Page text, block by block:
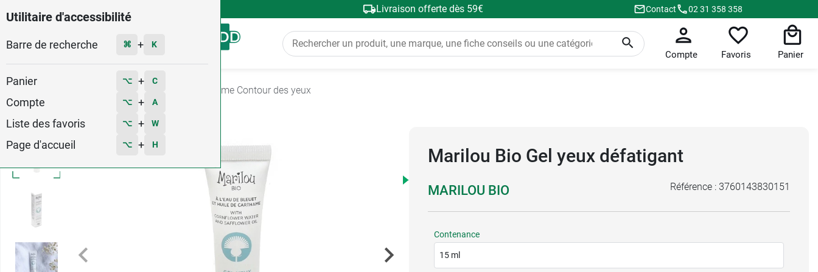
Utilitaire d'accessibilité
Barre de recherche ⌘ + K
Panier ⌥ + C
Compte ⌥ + A
Liste des favoris ⌥ + W
Page d'accueil ⌥ + H
Livraison offerte dès 59€ Contact 02 31 358 358
Menu
Compte Favoris Panier
Crème Contour des yeux
Marilou Bio Gel yeux défatigant
MARILOU BIO Référence : 3760143830151
Contenance
15 ml